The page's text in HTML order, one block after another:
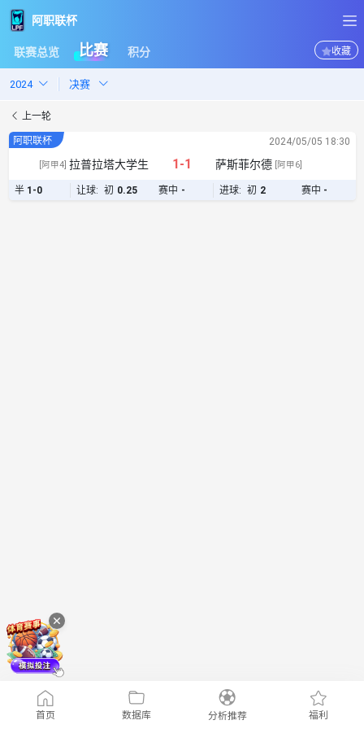
阿职联杯
阿职联杯
联赛总览 比赛 积分 收藏
2024 决赛
上一轮
阿职联杯 2024/05/05 18:30
拉普拉塔大学生 1-1 萨斯菲尔德
半 1-0 让球: 初 0.25 赛中 - 进球: 初 2 赛中 -